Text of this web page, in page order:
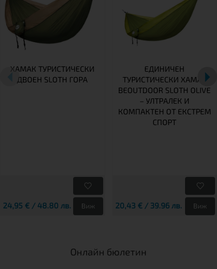
ХАМАК ТУРИСТИЧЕСКИ
ДВОЕН SLOTH ГОРА
24,95 € / 48.80 лв. Виж
ЕДИНИЧЕН
ТУРИСТИЧЕСКИ ХАМАК
BEOUTDOOR SLOTH OLIVE
– УЛТРАЛЕК И
КОМПАКТЕН ОТ ЕКСТРЕМ
СПОРТ
20,43 € / 39.96 лв. Виж
Онлайн бюлетин